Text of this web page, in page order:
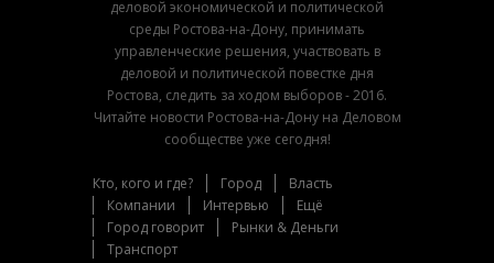
деловой экономической и политической
среды Ростова-на-Дону, принимать
управленческие решения, участвовать в
деловой и политической повестке дня
Ростова, следить за ходом выборов - 2016.
Читайте новости Ростова-на-Дону на Деловом
сообществе уже сегодня!
Кто, кого и где? Город
Власть
Компании
Интервью
Ещё
Город говорит
Рынки & Деньги
Транспорт